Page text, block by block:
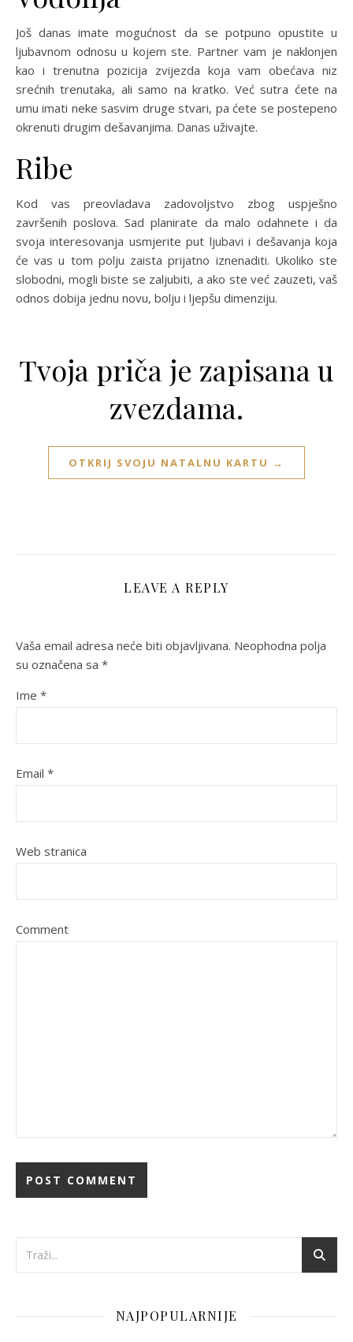
Još danas imate mogućnost da se potpuno opustite u
ljubavnom odnosu u kojem ste. Partner vam je naklonjen
kao i trenutna pozicija zvijezda koja vam obećava niz
srećnih trenutaka, ali samo na kratko. Već sutra ćete na
umu imati neke sasvim druge stvari, pa ćete se postepeno
okrenuti drugim dešavanjima. Danas uživajte.
Ribe
Kod vas preovladava zadovoljstvo zbog uspješno
završenih poslova. Sad planirate da malo odahnete i da
svoja interesovanja usmjerite put ljubavi i dešavanja koja
će vas u tom polju zaista prijatno iznenaditi. Ukoliko ste
slobodni, mogli biste se zaljubiti, a ako ste već zauzeti, vaš
odnos dobija jednu novu, bolju i ljepšu dimenziju.
Tvoja priča je zapisana u
zvezdama.
OTKRIJ SVOJU NATALNU KARTU →
LEAVE A REPLY
Vaša email adresa neće biti objavljivana. Neophodna polja
su označena sa *
Ime *
Email *
Web stranica
Comment
NAJPOPULARNIJE